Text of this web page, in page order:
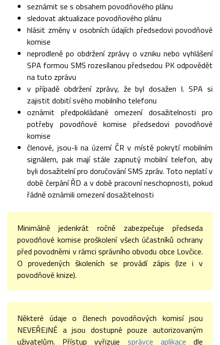
seznámit se s obsahem povodňového plánu
sledovat aktualizace povodňového plánu
hlásit změny v osobních údajích předsedovi povodňové
komise
neprodleně po obdržení zprávy o vzniku nebo vyhlášení
SPA formou SMS rozesílanou předsedou PK odpovědět
na tuto zprávu
v případě obdržení zprávy, že byl dosažen I. SPA si
zajistit dobití svého mobilního telefonu
oznámit předpokládané omezení dosažitelnosti pro
potřeby povodňové komise předsedovi povodňové
komise
členové, jsou-li na území ČR v místě pokrytí mobilním
signálem, pak mají stále zapnutý mobilní telefon, aby
byli dosažitelní pro doručování SMS zpráv. Toto neplatí v
době čerpání ŘD a v době pracovní neschopnosti, pokud
řádně oznámili omezení dosažitelnosti
Minimálně jedenkrát ročně zabezpečuje předseda
povodňové komise proškolení všech účastníků ochrany
před povodněmi v rámci správního obvodu obce Lovčice.
O provedených školeních se provádí zápis (lze i v
povodňové knize).
Některé údaje o členech povodňových komisí jsou
NEVEŘEJNÉ a jsou dostupné pouze autorizovaným
uživatelům. Přístup vyřizuje správce aplikace dle